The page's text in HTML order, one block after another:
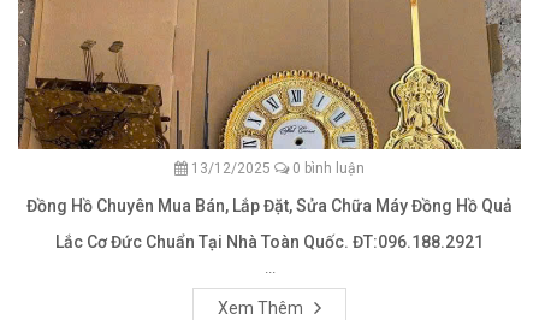
13/12/2025 0 bình luận
Đồng Hồ Chuyên Mua Bán, Lắp Đặt, Sửa Chữa Máy Đồng Hồ Quả
Lắc Cơ Đức Chuẩn Tại Nhà Toàn Quốc. ĐT:096.188.2921
Xem Thêm